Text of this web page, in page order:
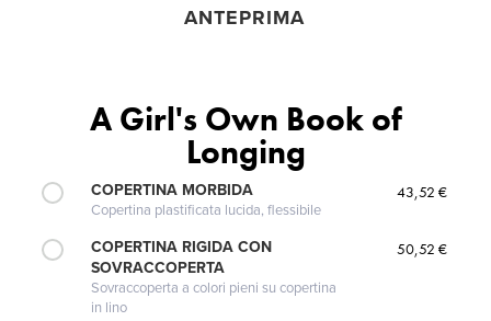
ANTEPRIMA
A Girl's Own Book of
Longing
COPERTINA MORBIDA
Copertina plastificata lucida, flessibile
43,52 €
COPERTINA RIGIDA CON
SOVRACCOPERTA
Sovraccoperta a colori pieni su copertina
in lino
50,52 €